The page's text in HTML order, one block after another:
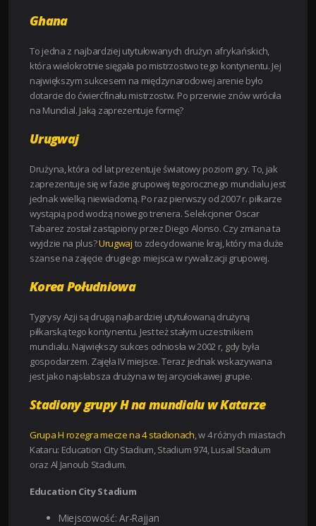
Ghana
To jedna z najbardziej utytułowanych drużyn afrykańskich,
która wielokrotnie sięgała po mistrzostwo tego kontynentu. Jej
największym sukcesem na międzynarodowej arenie było
dotarcie do ćwierćfinału mistrzostw. Po przerwie znów wróciła
na Mundial. Jaką zaprezentuje formę?
Urugwaj
Drużyna, która od lat prezentuje światowy poziom gry. To, jak
zaprezentuje się w fazie grupowej tegorocznego mundialu jest
jednak wielką niewiadomą. Po raz pierwszy od 2007 r. piłkarze
wystąpią pod wodzą nowego trenera. Selekcjoner Oscar
Tabarez został zastąpiony przez Diego Alonso. Czy zmiana ta
wyjdzie na plus?Urugwaj to zdecydowanie kraj, który ma duże
szanse na zajęcie drugiego miejsca w rywalizacji grupowej.
Korea Południowa
Tygrysy Azji są drugą najbardziej utytułowaną drużyną
piłkarską tego kontynentu. Jest też stałym uczestnikiem
mundialu. Największy sukces odniosła w 2002 r, gdy była
gospodarzem. Zajęła IV miejsce. Teraz jednak wskazywana
jest jako najsłabsza drużyna w tej arcyciekawej grupie.
Stadiony grupy H na mundialu w Katarze
Grupa H rozegra mecze na 4 stadionach, w 4 różnych miastach
Kataru: Education City Stadium, Stadium 974, Lusail Stadium
oraz Al Janoub Stadium.
Education City Stadium
Miejscowość: Ar-Rajjan